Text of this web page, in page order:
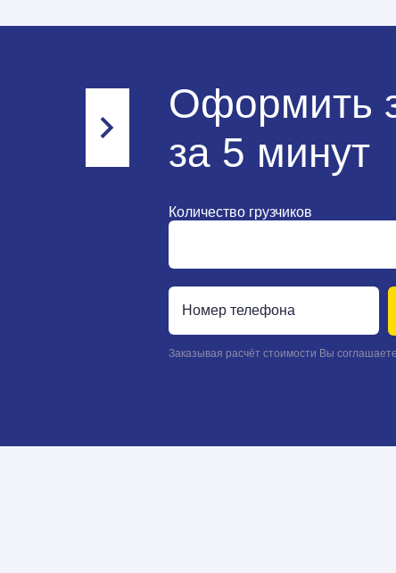
Оформить
за 5 минут
Количество грузчиков
Заказывая расчёт стоимости Вы